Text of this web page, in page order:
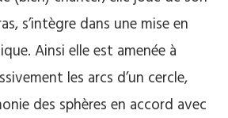
s’intègre dans une mise en
Ainsi elle est amenée à
les arcs d’un cercle,
des sphères en accord avec